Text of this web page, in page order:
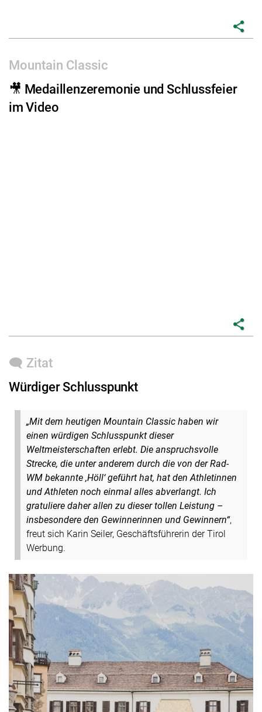
share
Mountain Classic
🎥 Medaillenzeremonie und Schlussfeier
im Video
share
🗨️ Zitat
Würdiger Schlusspunkt
„Mit dem heutigen Mountain Classic haben wir
einen würdigen Schlusspunkt dieser
Weltmeisterschaften erlebt. Die anspruchsvolle
Strecke, die unter anderem durch die von der Rad-
WM bekannte ,Höll‘ geführt hat, hat den Athletinnen
und Athleten noch einmal alles abverlangt. Ich
gratuliere daher allen zu dieser tollen Leistung –
insbesondere den Gewinnerinnen und Gewinnern“,
freut sich Karin Seiler, Geschäftsführerin der Tirol
Werbung.